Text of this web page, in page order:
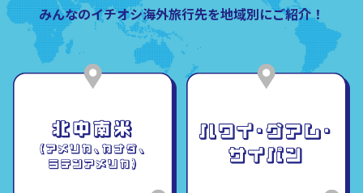
みんなのイチオシ海外旅行先を地域別にご紹介！